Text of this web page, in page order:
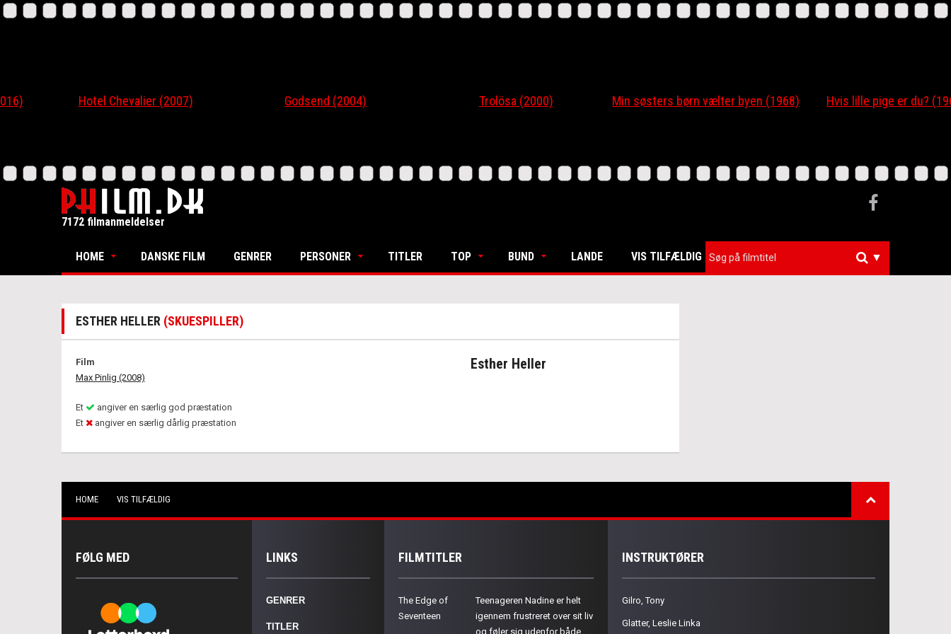
Hotel Chevalier (2007) Godsend (2004) Trolösa (2000) Min søsters børn vælter byen (1968) Hvis lille pige er du? (1963)
7172 filmanmeldelser
HOME DANSKE FILM GENRER PERSONER TITLER TOP BUND LANDE VIS TILFÆLDIG ▼
ESTHER HELLER (SKUESPILLER)
Esther Heller
Film
Max Pinlig (2008)
Et
angiver en særlig god præstation
Et
angiver en særlig dårlig præstation
HOME VIS TILFÆLDIG
FØLG MED LINKS
GENRER
TITLER
FILMTITLER
The Edge of
Seventeen
Teenageren Nadine er helt
igennem frustreret over sit liv
og føler sig udenfor både
INSTRUKTØRER
Gilro, Tony
Glatter, Leslie Linka